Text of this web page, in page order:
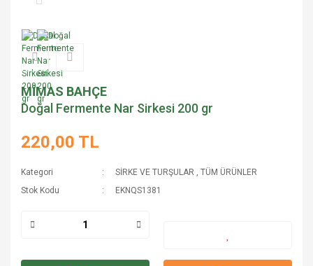
MİMAS BAHÇE
Doğal Fermente Nar Sirkesi 200 gr
220,00 TL
Kategori SİRKE VE TURŞULAR ,TÜM ÜRÜNLER
Stok Kodu
EKNQS1381